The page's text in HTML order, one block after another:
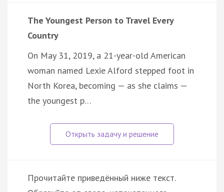
The Youngest Person to Travel Every
Country
On May 31, 2019, a 21-year-old American
woman named Lexie Alford stepped foot in
North Korea, becoming — as she claims —
the youngest p…
Прочитайте приведённый ниже текст.